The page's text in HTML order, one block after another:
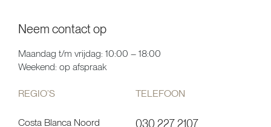
Neem contact op
Maandag t/m vrijdag: 10:00 – 18:00
Weekend: op afspraak
REGIO’S
Costa Blanca Noord
TELEFOON
030 227 2107